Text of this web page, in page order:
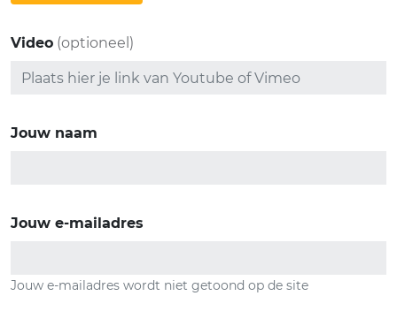
Video (optioneel)
Jouw naam
Jouw e-mailadres
Jouw e-mailadres wordt niet getoond op de site